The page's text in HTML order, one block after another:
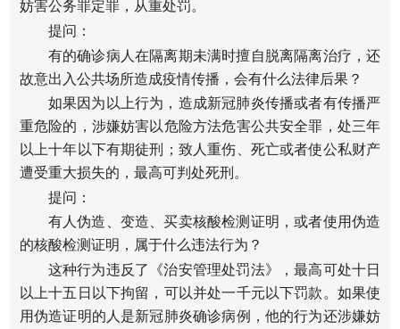
妨害公务罪定罪，从重处罚。
提问：
有的确诊病人在隔离期未满时擅自脱离隔离治疗，还
故意出入公共场所造成疫情传播，会有什么法律后果？
如果因为以上行为，造成新冠肺炎传播或者有传播严
重危险的，涉嫌妨害以危险方法危害公共安全罪，处三年
以上十年以下有期徒刑；致人重伤、死亡或者使公私财产
遭受重大损失的，最高可判处死刑。
提问：
有人伪造、变造、买卖核酸检测证明，或者使用伪造
的核酸检测证明，属于什么违法行为？
这种行为违反了《治安管理处罚法》，最高可处十日
以上十五日以下拘留，可以并处一千元以下罚款。如果使
用伪造证明的人是新冠肺炎确诊病例，他的行为还涉嫌妨